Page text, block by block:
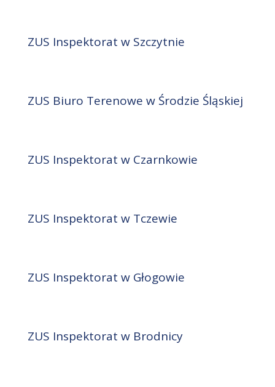
ZUS Inspektorat w Szczytnie
ZUS Biuro Terenowe w Środzie Śląskiej
ZUS Inspektorat w Czarnkowie
ZUS Inspektorat w Tczewie
ZUS Inspektorat w Głogowie
ZUS Inspektorat w Brodnicy